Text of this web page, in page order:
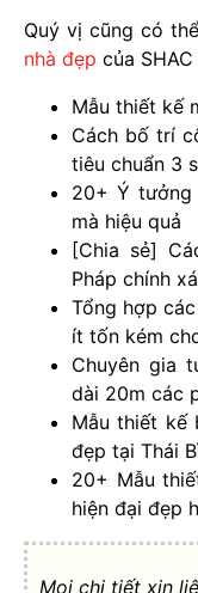
Quý vị cũng có
nhà đẹp của
Mẫu thiết kế
Cách bố trí
tiêu chuẩn 3
20+ Ý tưởng
mà hiệu quả
[Chia sẻ]
Pháp chính
Tổng hợp
ít tốn kém
Chuyên gia
dài 20m các
Mẫu thiết kế
đẹp tại Thái
20+ Mẫu
hiện đại đẹp
Mọi chi tiết xin